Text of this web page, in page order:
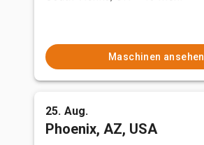
Maschinen ansehen
25. Aug.
Phoenix, AZ, USA